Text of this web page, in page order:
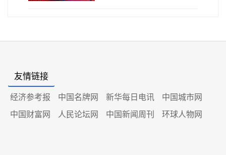
友情链接
经济参考报 中国名牌网 新华每日电讯
中国城市网
中国财富网
人民论坛网 中国新闻周刊 环球人物网